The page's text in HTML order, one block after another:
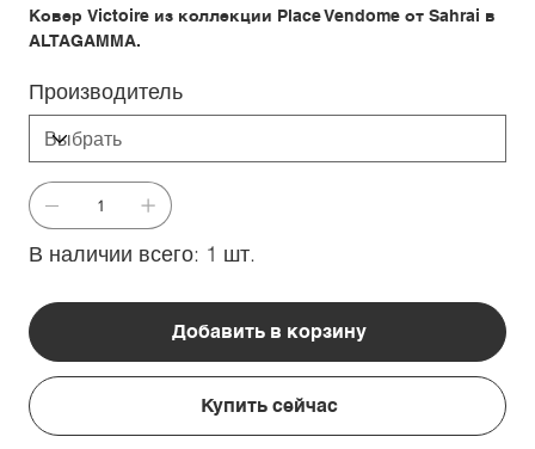
Ковер Victoire из коллекции Place Vendome от Sahrai в
ALTAGAMMA.
Производитель
В наличии всего: 1 шт.
Добавить в корзину
Купить сейчас